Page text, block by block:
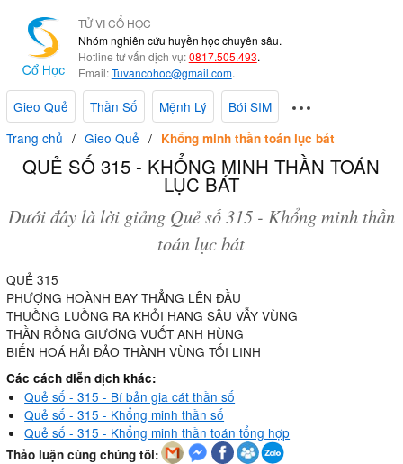
TỬ VI CỔ HỌC
Nhóm nghiên cứu huyền học chuyên sâu.
Hotline tư vấn dịch vụ:0817.505.493.
Email:Tuvancohoc@gmail.com.
Gieo Quẻ Thần Số Mệnh Lý
Bói SIM
Trang chủ
Gieo Quẻ Khổng minh thần toán lục bát
QUẺ SỐ 315 - KHỔNG MINH THẦN TOÁN
LỤC BÁT
Dưới đây là lời giảng Quẻ số 315 - Khổng minh thần
toán lục bát
QUẺ 315
PHƯỢNG HOÀNH BAY THẲNG LÊN ĐẦU
THUỒNG LUỒNG RA KHỎI HANG SÂU VẪY VÙNG
THẦN RỒNG GIƯƠNG VUỐT ANH HÙNG
BIẾN HOÁ HẢI ĐẢO THÀNH VÙNG TỐI LINH
Các cách diễn dịch khác:
Quẻ số - 315 - Bí bản gia cát thần số
Quẻ số - 315 - Khổng minh thần số
Quẻ số - 315 - Khổng minh thần toán tổng hợp
Thảo luận cùng chúng tôi: